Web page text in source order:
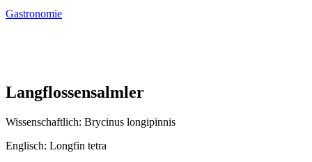
Gastronomie
Langflossensalmler
Wissenschaftlich: Brycinus longipinnis
Englisch: Longfin tetra